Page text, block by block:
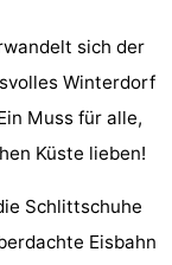
sich der
Winterdorf
Muss für alle,
Küste lieben!
Schlittschuhe
Eisbahn